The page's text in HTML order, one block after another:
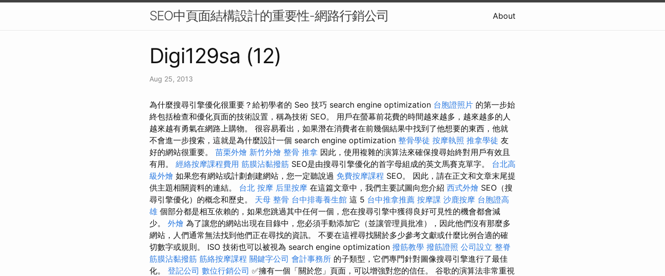
SEO中頁面結構設計的重要性-網路行銷公司 About
Digi129sa (12)
Aug 25, 2013
為什麼搜尋引擎優化很重要？給初學者的 Seo 技巧 search engine optimization 台胞證照片 的第一步始
終包括檢查和優化頁面的技術設置，稱為技術 SEO。 用戶在螢幕前花費的時間越來越多，越來越多的人
越來越有勇氣在網路上購物。 很容易看出，如果潛在消費者在前幾個結果中找到了他想要的東西，他就
不會進一步搜索，這就是為什麼設計一個 search engine optimization 整骨學徒 按摩執照 推拿學徒 友
好的網站很重要。 苗栗外燴 新竹外燴 整骨 推拿 因此，使用複雜的演算法來確保搜尋始終對用戶有效且
有用。 經絡按摩課程費用 筋膜沾黏撥筋 SEO是由搜尋引擎優化的首字母組成的英文馬賽克單字。 台北高
級外燴 如果您有網站或計劃創建網站，您一定聽說過 免費按摩課程 SEO。 因此，請在正文和文章末尾提
供主題相關資料的連結。 台北 按摩 后里按摩 在這篇文章中，我們主要試圖向您介紹 西式外燴 SEO（搜
尋引擎優化）的概念和歷史。 天母 整骨 台中排毒養生館 這 5 台中推拿推薦 按摩課 沙鹿按摩 台胞證高
雄 個部分都是相互依賴的，如果您跳過其中任何一個，您在搜尋引擎中獲得良好可見性的機會都會減
少。 外燴 為了讓您的網站出現在目錄中，您必須手動添加它（並讓管理員批准），因此他們沒有那麼多
網站，人們通常無法找到他們正在尋找的資訊。 不要在這裡尋找關於多少參考文獻或什麼比例合適的確
切數字或規則。 ISO 技術也可以被視為 search engine optimization 撥筋教學 撥筋證照 公司設立 整脊
筋膜沾黏撥筋 筋絡按摩課程 關鍵字公司 會計事務所 的子類型，它們專門針對圖像搜尋引擎進行了最佳
化。 登記公司 數位行銷公司 ✅擁有一個「關於您」頁面，可以增強對您的信任。 谷歌的演算法非常重視